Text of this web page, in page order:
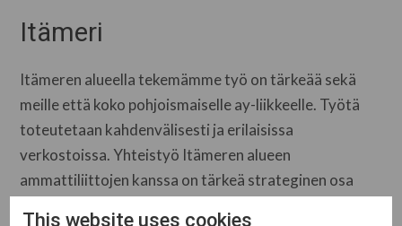
Itämeri
Itämeren alueella tekemämme työ on tärkeää sekä
meille että koko pohjoismaiselle ay-liikkeelle. Työtä
toteutetaan kahdenvälisesti ja erilaisissa
verkostoissa. Yhteistyö Itämeren alueen
ammattiliittojen kanssa on tärkeä strateginen osa
This website uses cookies